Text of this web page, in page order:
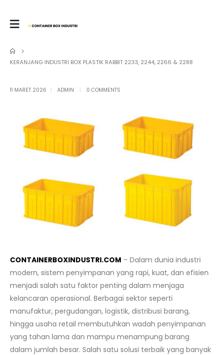
KERANJANG INDUSTRI BOX PLASTIK RABBIT 2233, 2244, 2266 & 2288
11 MARET 2026 ADMIN 0 COMMENTS
CONTAINERBOXINDUSTRI.COM – Dalam dunia industri
modern, sistem penyimpanan yang rapi, kuat, dan efisien
menjadi salah satu faktor penting dalam menjaga
kelancaran operasional. Berbagai sektor seperti
manufaktur, pergudangan, logistik, distribusi barang,
hingga usaha retail membutuhkan wadah penyimpanan
yang tahan lama dan mampu menampung barang
dalam jumlah besar. Salah satu solusi terbaik yang banyak